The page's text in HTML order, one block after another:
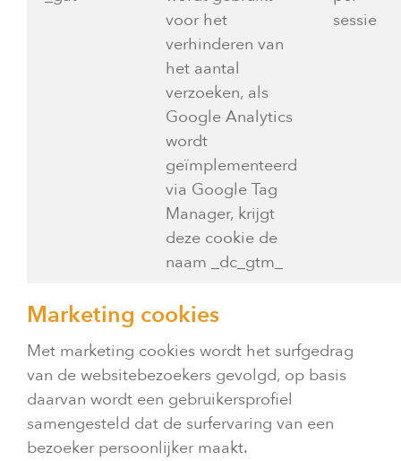
voor het
verhinderen van
het aantal
verzoeken, als
Google Analytics
wordt
geïmplementeerd
via Google Tag
Manager, krijgt
deze cookie de
naam _dc_gtm_
sessie
Marketing cookies
Met marketing cookies wordt het surfgedrag
van de websitebezoekers gevolgd, op basis
daarvan wordt een gebruikersprofiel
samengesteld dat de surfervaring van een
bezoeker persoonlijker maakt.